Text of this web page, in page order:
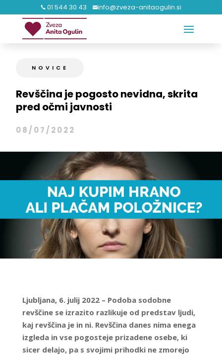
 01 544 30 43 info@zveza-anitaogulin.si
NOVICE
Revščina je pogosto nevidna, skrita
pred očmi javnosti
08/07/2022
Ljubljana, 6. julij 2022 – Podoba sodobne
revščine se izrazito razlikuje od predstav ljudi,
kaj revščina je in ni. Revščina danes nima enega
izgleda in vse pogosteje prizadene osebe, ki
sicer delajo, pa s svojimi prihodki ne zmorejo